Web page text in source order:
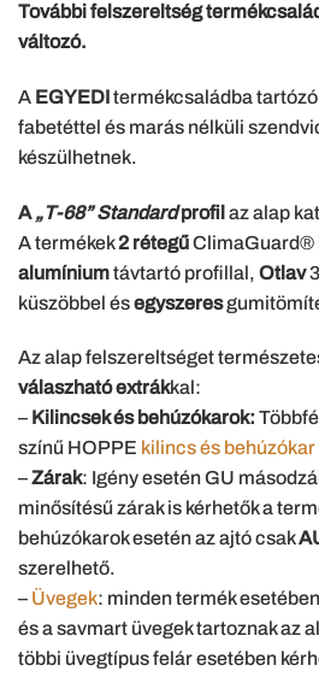
További felszereltség
változó.
A EGYEDItermékcsaládba
fabetéttel és marás nélküli
készülhetnek.
A„T-68” Standardprofil az alap
A termékek2 rétegűClimaGuard®
alumíniumtávtartó profillal, Otlav
küszöbbel ésegyszeres
Az alap felszereltséget
válaszható extrákkal:
– Kilincsek és behúzókarok:
színű HOPPE kilincs és behúzókar
–Zárak: Igény esetén GU
minősítésű zárak is kérhetők a
behúzókarok esetén az ajtó csak
szerelhető.
– Üvegek: minden termék
és a savmart üvegek tartoznak az
többi üvegtípus felár esetében